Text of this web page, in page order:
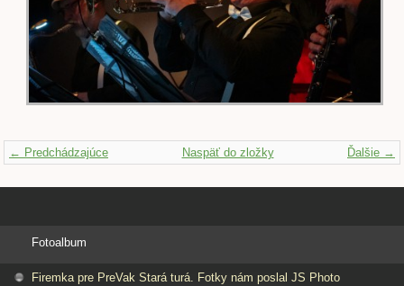
← Predchádzajúce Ďalšie →
Naspäť do zložky
Fotoalbum
Firemka pre PreVak Stará turá. Fotky nám poslal JS Photo